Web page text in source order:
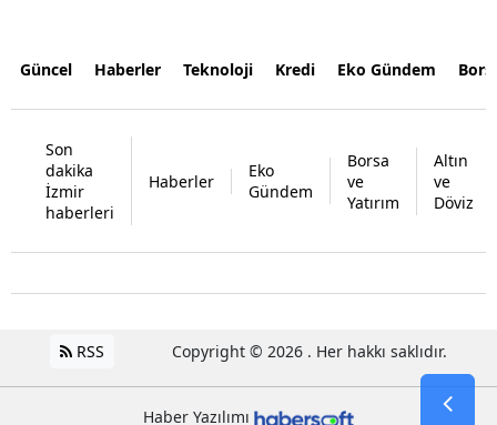
Güncel Haberler Teknoloji Kredi Eko Gündem
Son
dakika
İzmir
haberleri
Haberler
Eko
Gündem
Borsa
ve
Yatırım
Altın
ve
Döviz
RSS Copyright © 2026 . Her hakkı saklıdır.
Haber Yazılımı